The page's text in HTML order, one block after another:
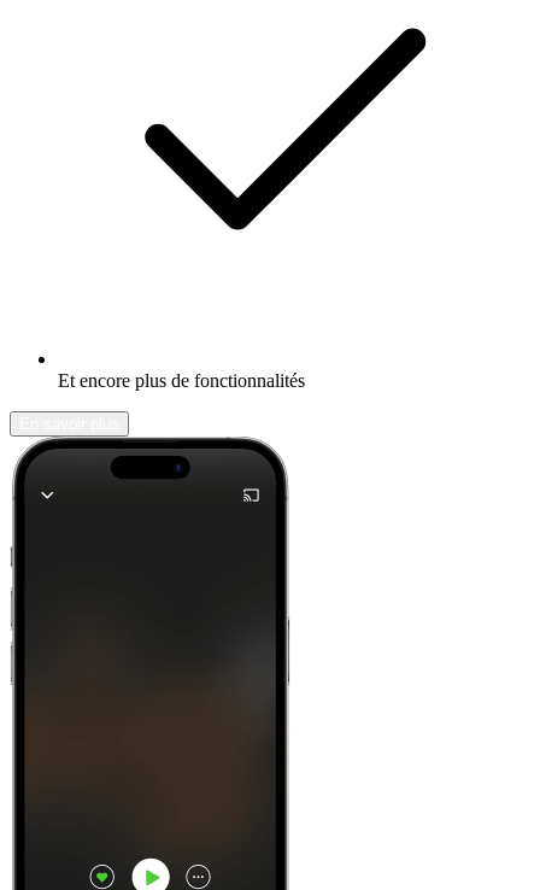
Et encore plus de fonctionnalités